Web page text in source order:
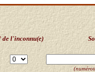
de l'inconnu(e)